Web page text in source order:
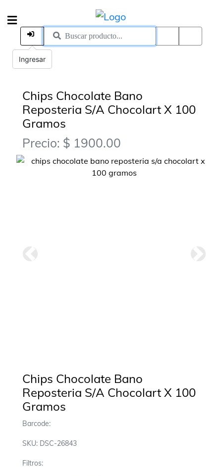
Chips Chocolate Bano
Reposteria S/A Chocolart X 100
Gramos
Precio: $ 1900.00
Chips Chocolate Bano
Reposteria S/A Chocolart X 100
Gramos
Barcode:
SKU: DSC-26843
Filtros:
Ingresar